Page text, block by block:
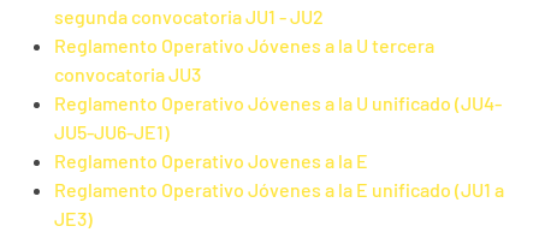
segunda convocatoria JU1 - JU2
Reglamento Operativo Jóvenes a la U tercera
convocatoria JU3
Reglamento Operativo Jóvenes a la U unificado (JU4-
JU5-JU6-JE1)
Reglamento Operativo Jovenes a la E
Reglamento Operativo Jóvenes a la E unificado (JU1 a
JE3)